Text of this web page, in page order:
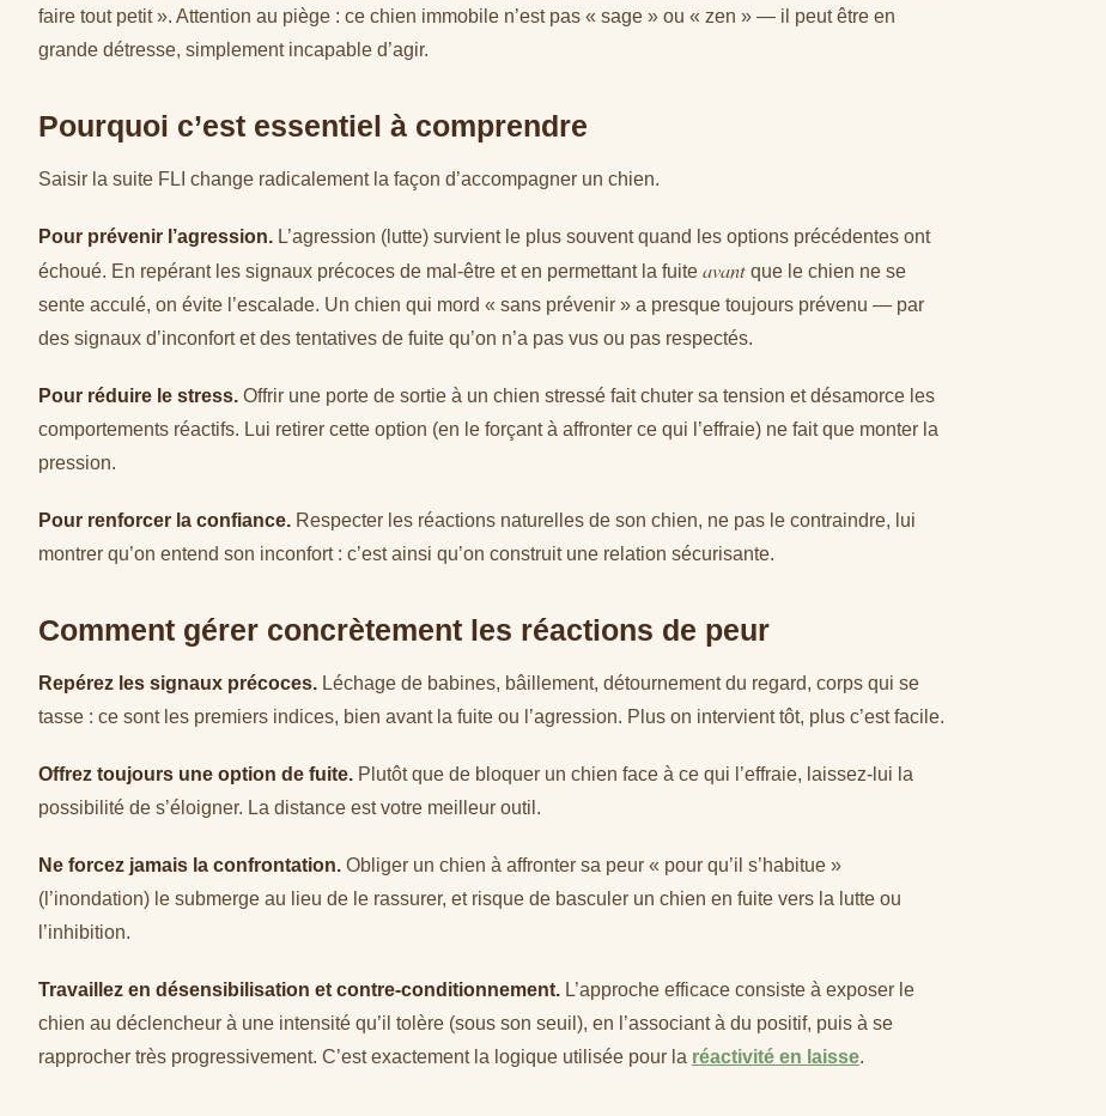
faire tout petit ». Attention au piège : ce chien immobile n’est pas « sage » ou « zen » — il peut être en
grande détresse, simplement incapable d’agir.
Pourquoi c’est essentiel à comprendre
Saisir la suite FLI change radicalement la façon d’accompagner un chien.
Pour prévenir l’agression. L’agression (lutte) survient le plus souvent quand les options précédentes ont
échoué. En repérant les signaux précoces de mal-être et en permettant la fuite avant que le chien ne se
sente acculé, on évite l’escalade. Un chien qui mord « sans prévenir » a presque toujours prévenu — par
des signaux d’inconfort et des tentatives de fuite qu’on n’a pas vus ou pas respectés.
Pour réduire le stress. Offrir une porte de sortie à un chien stressé fait chuter sa tension et désamorce les
comportements réactifs. Lui retirer cette option (en le forçant à affronter ce qui l’effraie) ne fait que monter la
pression.
Pour renforcer la confiance. Respecter les réactions naturelles de son chien, ne pas le contraindre, lui
montrer qu’on entend son inconfort : c’est ainsi qu’on construit une relation sécurisante.
Comment gérer concrètement les réactions de peur
Repérez les signaux précoces. Léchage de babines, bâillement, détournement du regard, corps qui se
tasse : ce sont les premiers indices, bien avant la fuite ou l’agression. Plus on intervient tôt, plus c’est facile.
Offrez toujours une option de fuite. Plutôt que de bloquer un chien face à ce qui l’effraie, laissez-lui la
possibilité de s’éloigner. La distance est votre meilleur outil.
Ne forcez jamais la confrontation. Obliger un chien à affronter sa peur « pour qu’il s’habitue »
(l’inondation) le submerge au lieu de le rassurer, et risque de basculer un chien en fuite vers la lutte ou
l’inhibition.
Travaillez en désensibilisation et contre-conditionnement. L’approche efficace consiste à exposer le
chien au déclencheur à une intensité qu’il tolère (sous son seuil), en l’associant à du positif, puis à se
rapprocher très progressivement. C’est exactement la logique utilisée pour la réactivité en laisse.